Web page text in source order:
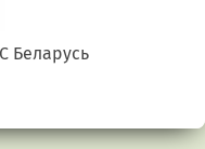
free